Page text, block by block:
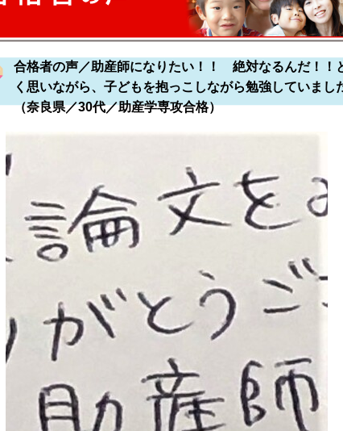
病院 聖路加国際大学３年次学士編入 厚木看護専門学校
専門学校 草加八潮医師会准看護学校
護専門学校 八王子市立看護専門学校
合格者の声／助産師になりたい！！ 絶対なるんだ！！
く思いながら、子どもを抱っこしながら勉強していまし
（奈良県／30代／助産学専攻合格）